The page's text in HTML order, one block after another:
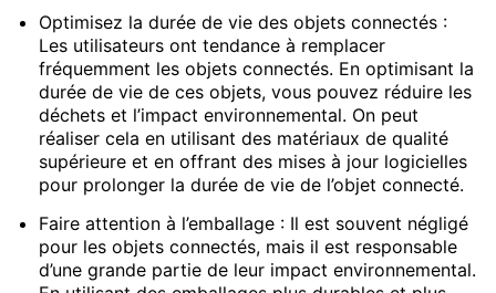
Optimisez la durée de vie des objets connectés :
Les utilisateurs ont tendance à remplacer
fréquemment les objets connectés. En optimisant la
durée de vie de ces objets, vous pouvez réduire les
déchets et l’impact environnemental. On peut
réaliser cela en utilisant des matériaux de qualité
supérieure et en offrant des mises à jour logicielles
pour prolonger la durée de vie de l’objet connecté.
Faire attention à l’emballage : Il est souvent négligé
pour les objets connectés, mais il est responsable
d’une grande partie de leur impact environnemental.